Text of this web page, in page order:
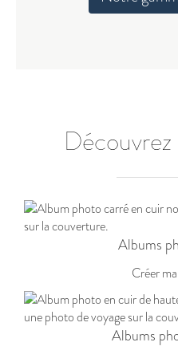
Albums
Créer
Albums